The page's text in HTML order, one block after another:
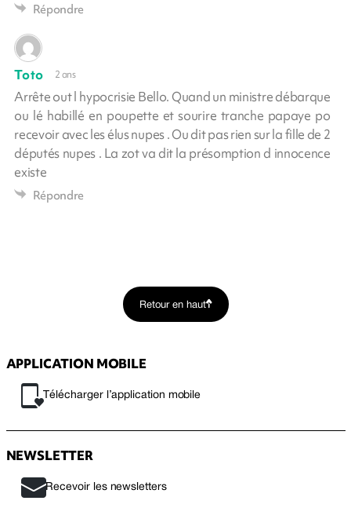
Répondre
Toto 2 ans
Arrête out l hypocrisie Bello. Quand un ministre débarque
ou lé habillé en poupette et sourire tranche papaye po
recevoir avec les élus nupes . Ou dit pas rien sur la fille de 2
députés nupes . La zot va dit la présomption d innocence
existe
Répondre
Retour en haut
APPLICATION MOBILE
Télécharger l’application mobile
NEWSLETTER
Recevoir les newsletters